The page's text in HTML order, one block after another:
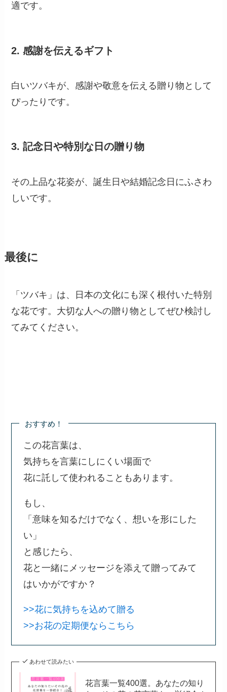
適です。
2.感謝を伝えるギフト
白いツバキが、感謝や敬意を伝える贈り物として
ぴったりです。
3.記念日や特別な日の贈り物
その上品な花姿が、誕生日や結婚記念日にふさわ
しいです。
最後に
「ツバキ」は、日本の文化にも深く根付いた特別
な花です。大切な人への贈り物としてぜひ検討し
てみてください。
おすすめ！
この花言葉は、
気持ちを言葉にしにくい場面で
花に託して使われることもあります。
もし、
「意味を知るだけでなく、想いを形にした
い」
と感じたら、
花と一緒にメッセージを添えて贈ってみて
はいかがですか？
>>花に気持ちを込めて贈る
>>お花の定期便ならこちら
あわせて読みたい
花言葉一覧400選。あなたの知り